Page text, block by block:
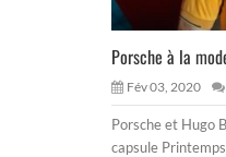
Porsche à la
Fév 03, 2020
Porsche et Hugo
capsule